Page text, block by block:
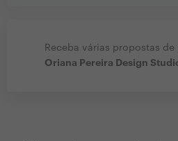
Receba várias propostas
Oriana Pereira Design